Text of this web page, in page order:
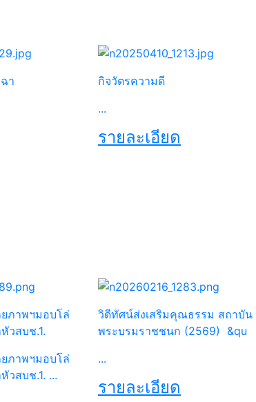
า
กิจวัตรความดี
...
รายละเอียด
ภาพฯมอบโล่
วสบช.1.
ภาพฯมอบโล่
วสบช.1. ...
วิดีทัศน์ส่งเสริมคุณธรรม สถาบัน
พระบรมราชชนก (2569) &qu
...
รายละเอียด